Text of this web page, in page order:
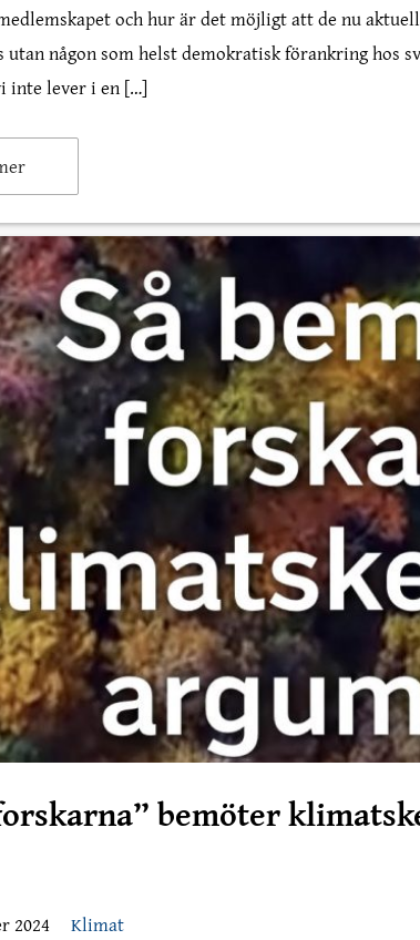
och hur är det möjligt att de nu
någon som helst demokratisk förankring hos
inte lever i en […]
bemöter
2024
Klimat